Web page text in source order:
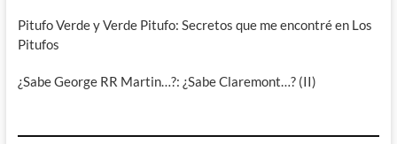
Pitufo Verde y Verde Pitufo: Secretos que me encontré en Los
Pitufos
¿Sabe George RR Martin…?: ¿Sabe Claremont…? (II)